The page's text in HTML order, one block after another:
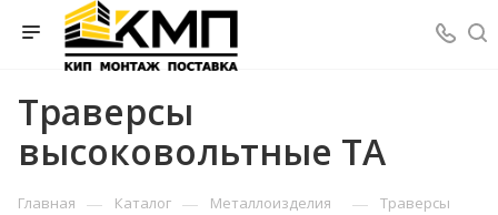
Траверсы
высоковольтные ТА
Главная — Каталог — Металлоизделия — Траверсы